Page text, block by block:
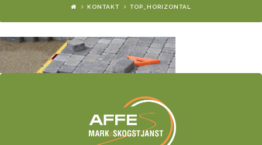
HALLAND
UNNARYD
KONTAKT TOP_HORIZONTAL